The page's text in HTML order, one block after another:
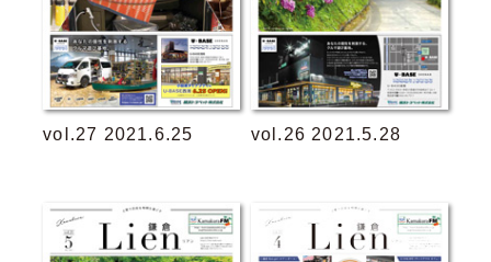
vol.27 2021.6.25 vol.26 2021.5.28